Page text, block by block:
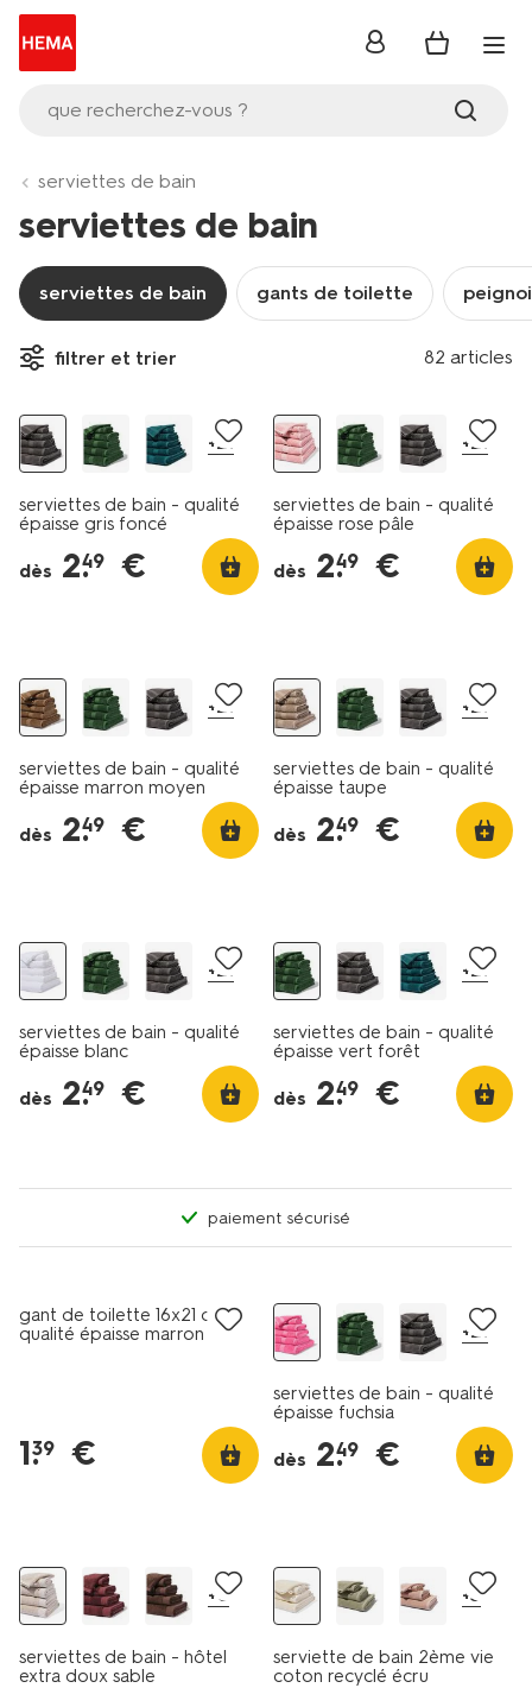
que recherchez-vous ?
se
serviettes de bain
serviettes de bain
serviettes de bain gants de toilette
filtrer et trier 82 articles
+21
serviettes de bain - qualité
épaisse gris foncé
dès 2.
49 €
+21
serviettes de bain - qualité
épaisse rose pâle
dès 2.
49 €
+21
serviettes de bain - qualité
épaisse marron moyen
dès 2.
49 €
+21
serviettes de bain - qualité
épaisse taupe
dès 2.
49 €
+21
serviettes de bain - qualité
épaisse blanc
dès 2.
49 €
+21
serviettes de bain - qualité
épaisse vert forêt
dès 2.
49 €
paiement sécurisé
gant de toilette 16x21 cm
qualité épaisse marron
1.
39 €
+21
serviettes de bain - qualité
épaisse fuchsia
dès 2.
49 €
+8
serviettes de bain - hôtel
extra doux sable
+3
serviette de bain 2ème vie
coton recyclé écru